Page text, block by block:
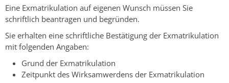
Eine Exmatrikulation auf eigenen Wunsch müssen Sie
schriftlich beantragen und begründen.
Sie erhalten eine schriftliche Bestätigung der Exmatrikulation
mit folgenden Angaben:
Grund der Exmatrikulation
Zeitpunkt des Wirksamwerdens der Exmatrikulation